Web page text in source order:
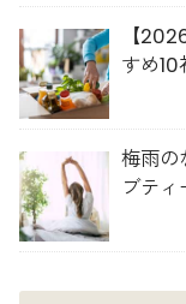
【
すめ
梅雨の
ブティ